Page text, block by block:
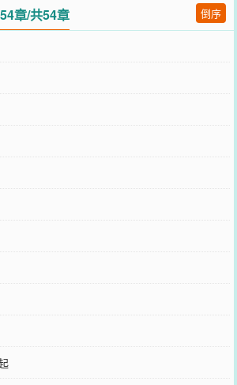
章/共54章 倒序